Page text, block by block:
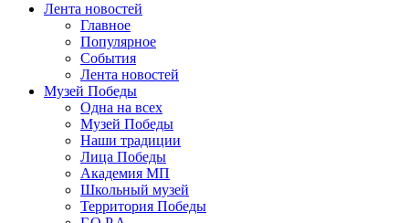
Лента новостей
Главное
Популярное
События
Лента новостей
Музей Победы
Одна на всех
Музей Победы
Наши традиции
Лица Победы
Академия МП
Школьный музей
Территория Победы